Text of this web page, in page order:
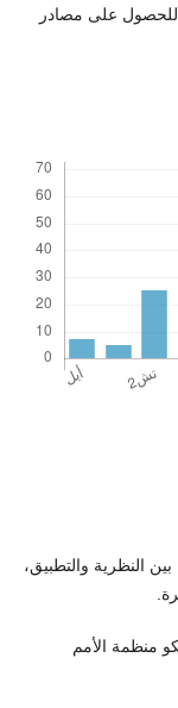
للحصول على مصادر
النظرية والتطبيق،
المستدامة (2019) اليونسكو منظمة الأمم